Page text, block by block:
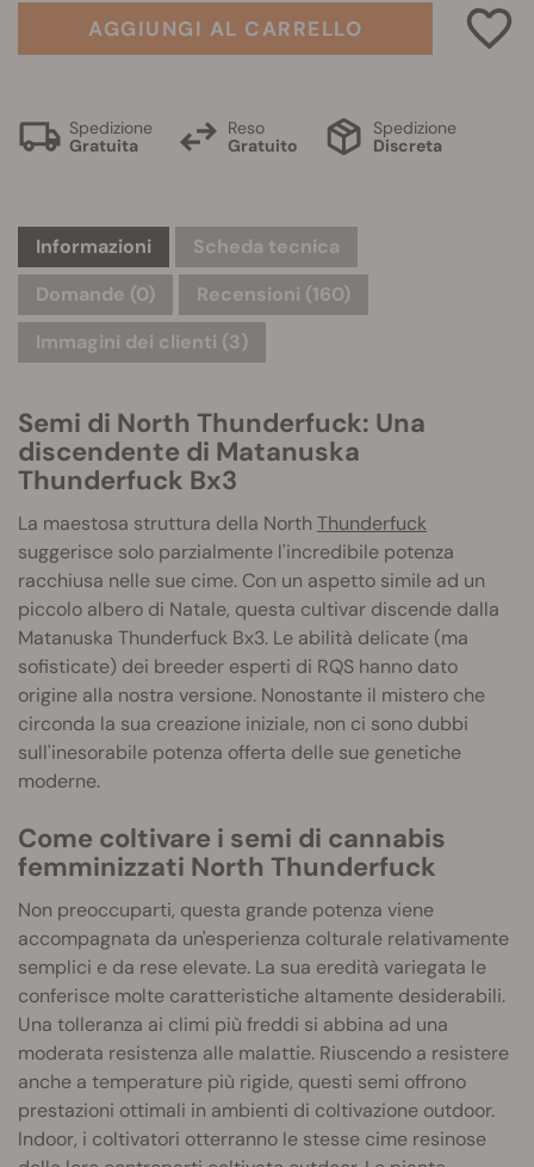
AGGIUNGI AL CARRELLO
Spedizione
Gratuita
Reso
Gratuito
Spedizione
Discreta
Informazioni
Scheda tecnica
Domande (0)
Recensioni (160)
Immagini dei clienti (3)
Semi di North Thunderfuck: Una
discendente di Matanuska
Thunderfuck Bx3
La maestosa struttura della North Thunderfuck
suggerisce solo parzialmente l'incredibile potenza
racchiusa nelle sue cime. Con un aspetto simile ad un
piccolo albero di Natale, questa cultivar discende dalla
Matanuska Thunderfuck Bx3. Le abilità delicate (ma
sofisticate) dei breeder esperti di RQS hanno dato
origine alla nostra versione. Nonostante il mistero che
circonda la sua creazione iniziale, non ci sono dubbi
sull'inesorabile potenza offerta delle sue genetiche
moderne.
Come coltivare i semi di cannabis
femminizzati North Thunderfuck
Non preoccuparti, questa grande potenza viene
accompagnata da un'esperienza colturale relativamente
semplici e da rese elevate. La sua eredità variegata le
conferisce molte caratteristiche altamente desiderabili.
Una tolleranza ai climi più freddi si abbina ad una
moderata resistenza alle malattie. Riuscendo a resistere
anche a temperature più rigide, questi semi offrono
prestazioni ottimali in ambienti di coltivazione outdoor.
Indoor, i coltivatori otterranno le stesse cime resinose